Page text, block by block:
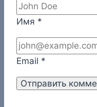
Имя *
Email *